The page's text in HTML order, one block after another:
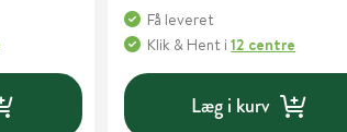
Få leveret
Klik & Hent i12 centre
Læg i kurv